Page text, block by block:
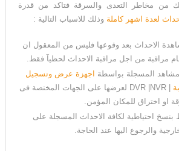
من مخاطر التعدى والسرقة فتاكد من قدرة
لعدة اشهر كاملة وذلك للاسباب التالية :
الاحداث بعد وقوعها فليس من المعقول ان
مراقبة من اجل مراقبة الاحداث لحظيآ فقط.
المسجلة بواسطة
اجهزة عرض وتسجيل
| DVR |NVR لعرضها على الجهات المختصة فى
او اختراق للمكان المؤمن.
بنسخ احتياطية لكافة الاحداث المسجلة على
والرجوع اليها عند الحاجة.